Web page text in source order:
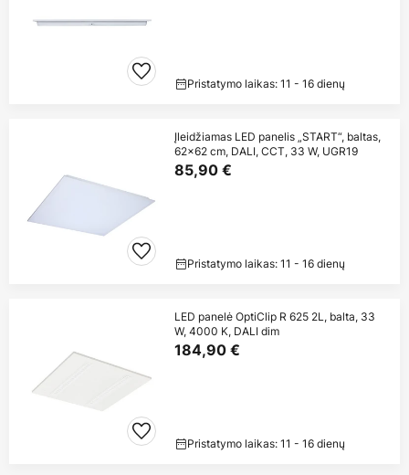
Pristatymo laikas: 11 - 16 dienų
Įleidžiamas LED panelis „START“, baltas,
62x62 cm, DALI, CCT, 33 W, UGR19
85,90 €
Pristatymo laikas: 11 - 16 dienų
LED panelė OptiClip R 625 2L, balta, 33
W, 4000 K, DALI dim
184,90 €
Pristatymo laikas: 11 - 16 dienų